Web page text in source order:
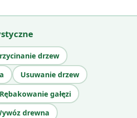
drzew
Usuwanie drzew
Rębakowanie gałęzi
drewna